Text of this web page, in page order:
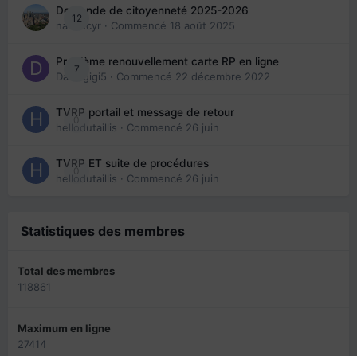
12
Demande de citoyenneté 2025-2026
nanancyr · Commencé 18 août 2025
7
Problème renouvellement carte RP en ligne
Davidgigi5 · Commencé 22 décembre 2022
0
TVRP portail et message de retour
hellodutaillis · Commencé 26 juin
0
TVRP ET suite de procédures
hellodutaillis · Commencé 26 juin
Statistiques des membres
Total des membres
118861
Maximum en ligne
27414